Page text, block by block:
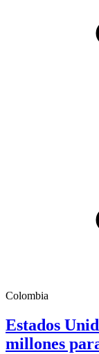
Colombia
Estados
millones